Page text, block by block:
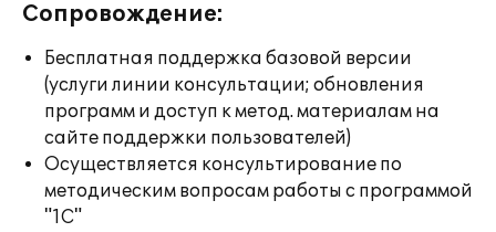
Сопровождение:
Бесплатная поддержка базовой версии
(услуги линии консультации; обновления
программ и доступ к метод. материалам на
сайте поддержки пользователей)
Осуществляется консультирование по
методическим вопросам работы с программой
"1С"